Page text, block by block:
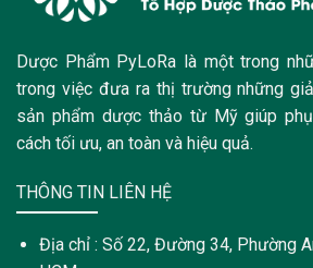
Dược Phẩm PyLoRa là một trong
trong việc đưa ra thị trường những
sản phẩm dược thảo từ Mỹ giúp
cách tối ưu, an toàn và hiệu quả.
THÔNG TIN LIÊN HỆ
Địa chỉ : Số 22, Đường 34, Phường